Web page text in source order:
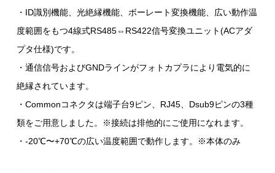
・ID識別機能、光絶縁機能、ボーレート変換機能、広い動作温
度範囲をもつ4線式RS485⇔RS422信号変換ユニット(ACアダ
プタ仕様)です。
・通信信号およびGNDラインがフォトカプラにより電気的に
絶縁されています。
・Commonコネクタは端子台9ピン、RJ45、Dsub9ピンの3種
類をご用意しました。※接続は排他的にご使用になれます。
・-20℃〜+70℃の広い温度範囲で動作します。※本体のみ